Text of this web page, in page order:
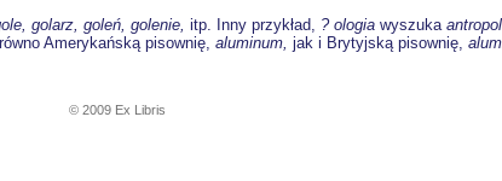
golarz, goleń, golenie, itp. Inny przykład, ? ologia wyszuka
Amerykańską pisownię, aluminum, jak i Brytyjską pisownię,
© 2009 Ex Libris